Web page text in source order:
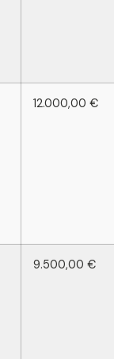
12.000,00 €
9.500,00 €